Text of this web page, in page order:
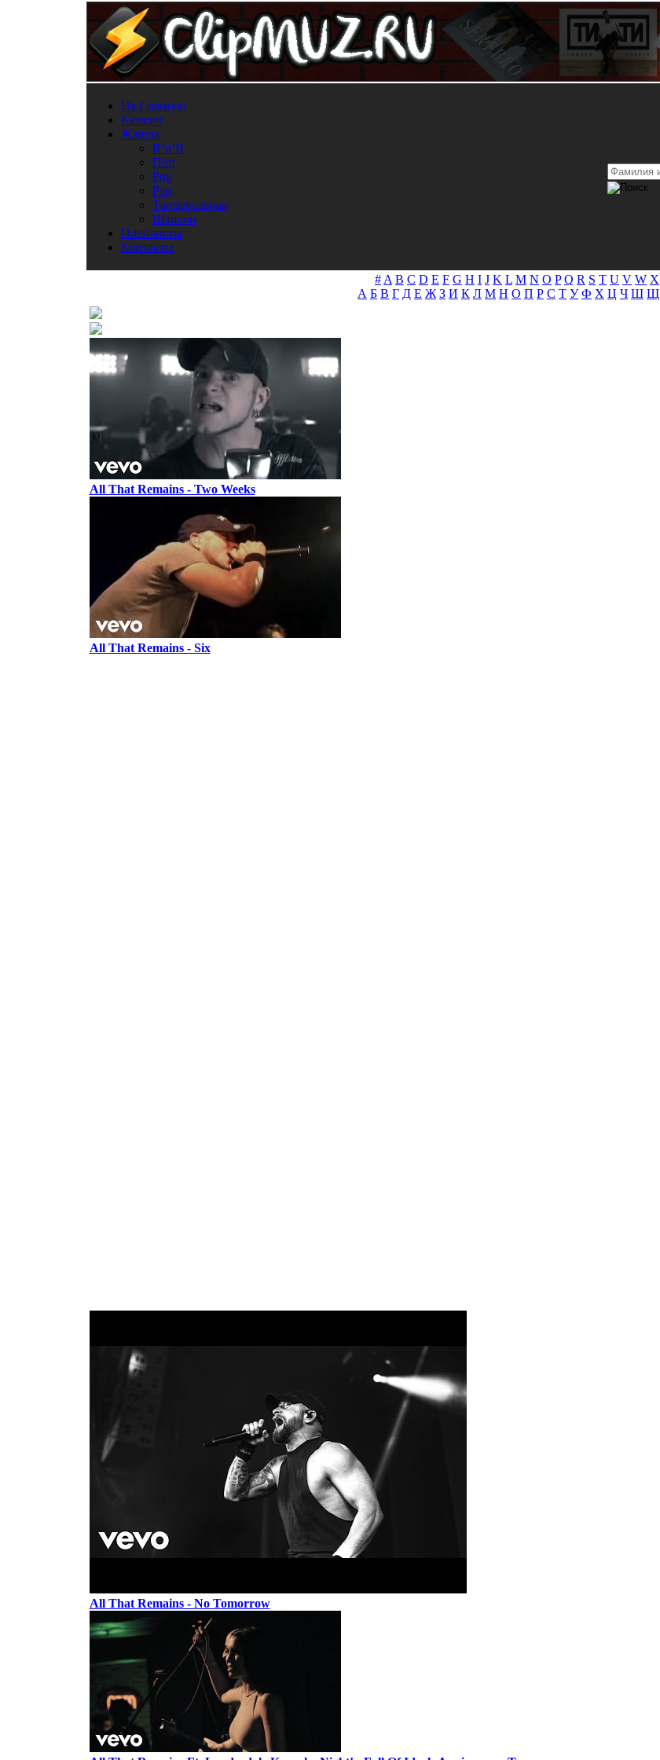
На Главную
Каталог
Жанры
R’n’B
Поп
Рок
Рэп
Танцевальная
Шансон
Плейлисты
Контакты
# A B C D E F G H I J K L M N O P Q R S T U V W X
А Б В Г Д Е Ж З И К Л М Н О П Р С Т У Ф Х Ц Ч Ш Щ
All That Remains - Two Weeks
All That Remains - Six
All That Remains - No Tomorrow